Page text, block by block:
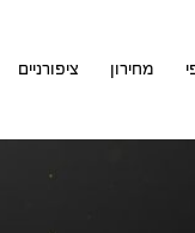
מחירון ציפורניים